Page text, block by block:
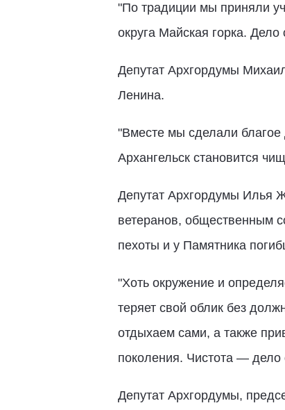
"По традиции мы приняли
округа Майская горка.
Депутат Архгордумы
Ленина.
"Вместе мы сделали благое
Архангельск становится
Депутат Архгордумы Илья
ветеранов, общественным
пехоты и у Памятника
"Хоть окружение и
теряет свой облик без
отдыхаем сами, а также
поколения. Чистота —
Депутат Архгордумы,